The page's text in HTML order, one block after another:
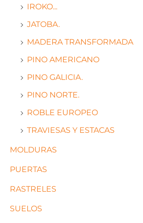
IROKO...
JATOBA.
MADERA TRANSFORMADA
PINO AMERICANO
PINO GALICIA.
PINO NORTE.
ROBLE EUROPEO
TRAVIESAS Y ESTACAS
MOLDURAS
PUERTAS
RASTRELES
SUELOS